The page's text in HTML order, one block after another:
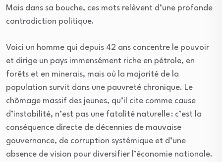
Mais dans sa bouche, ces mots relèvent d’une profonde
contradiction politique.
Voici un homme qui depuis 42 ans concentre le pouvoir
et dirige un pays immensément riche en pétrole, en
forêts et en minerais, mais où la majorité de la
population survit dans une pauvreté chronique. Le
chômage massif des jeunes, qu’il cite comme cause
d’instabilité, n’est pas une fatalité naturelle : c’est la
conséquence directe de décennies de mauvaise
gouvernance, de corruption systémique et d’une
absence de vision pour diversifier l’économie nationale.